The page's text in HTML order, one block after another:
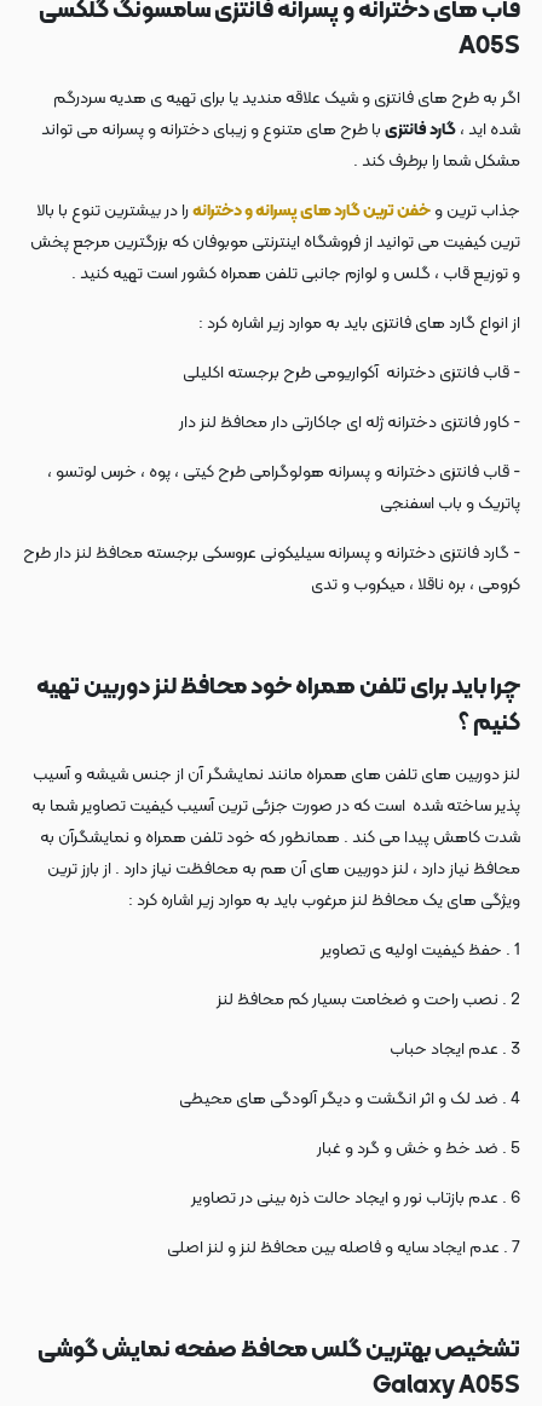
قاب های دخترانه و پسرانه فانتزی سامسونگ گلکسی
A05S
اگر به طرح های فانتزی و شیک علاقه مندید یا برای تهیه ی هدیه سردرگم
شده اید ،گارد فانتزیبا طرح های متنوع و زیبای دخترانه و پسرانه می تواند
مشکل شما را برطرف کند .
جذاب ترین وخفن ترین گارد های پسرانه و دخترانهرا در بیشترین تنوع با بالا
ترین کیفیت می توانید از فروشگاه اینترنتی موبوفان که بزرگترین مرجع پخش
و توزیع قاب ، گلس و لوازم جانبی تلفن همراه کشور است تهیه کنید .
از انواع گارد های فانتزی باید به موارد زیر اشاره کرد :
- قاب فانتزی دخترانه آکواریومی طرح برجسته اکلیلی
- کاور فانتزی دخترانه ژله ای جاکارتی دار محافظ لنز دار
- قاب فانتزی دخترانه و پسرانه هولوگرامی طرح کیتی ، پوه ، خرس لوتسو ،
پاتریک و باب اسفنجی
- گارد فانتزی دخترانه و پسرانه سیلیکونی عروسکی برجسته محافظ لنز دار طرح
کرومی ، بره ناقلا ، میکروب و تدی
چرا باید برای تلفن همراه خود محافظ لنز دوربین تهیه
کنیم ؟
لنز دوربین های تلفن های همراه مانند نمایشگر آن از جنس شیشه و آسیب
پذیر ساخته شده است که در صورت جزئی ترین آسیب کیفیت تصاویر شما به
شدت کاهش پیدا می کند . همانطور که خود تلفن همراه و نمایشگرآن به
محافظ نیاز دارد ، لنز دوربین های آن هم به محافظت نیاز دارد . از بارز ترین
ویژگی های یک محافظ لنز مرغوب باید به موارد زیر اشاره کرد :
1 . حفظ کیفیت اولیه ی تصاویر
2 . نصب راحت و ضخامت بسیار کم محافظ لنز
3 . عدم ایجاد حباب
4 . ضد لک و اثر انگشت و دیگر آلودگی های محیطی
5 . ضد خط و خش و گرد و غبار
6 . عدم بازتاب نور و ایجاد حالت ذره بینی در تصاویر
7 . عدم ایجاد سایه و فاصله بین محافظ لنز و لنز اصلی
تشخیص بهترین گلس محافظ صفحه نمایش گوشی
Galaxy A05S